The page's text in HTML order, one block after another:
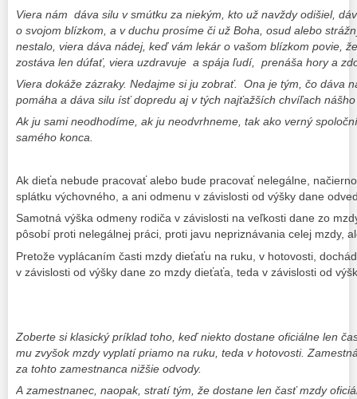
Viera nám dáva silu v smútku za niekým, kto už navždy odišiel,
o svojom blízkom, a v duchu prosíme či už Boha, osud alebo
nestalo, viera dáva nádej, keď vám lekár o vašom blízkom povie,
zostáva len dúfať, viera uzdravuje a spája ľudí, prenáša hory a
Viera dokáže zázraky. Nedajme si ju zobrať.
Ona je tým, čo dáva
pomáha a dáva silu ísť dopredu aj v tých najťažších chvíľach
Ak ju sami neodhodíme, ak ju neodvrhneme, tak ako verný
samého konca.
Ak dieťa nebude pracovať alebo bude pracovať nelegálne,
splátku výchovného, a ani odmenu v závislosti od výšky dane
Samotná výška odmeny rodiča v závislosti na veľkosti dane zo
pôsobí proti nelegálnej práci, proti javu nepriznávania celej mzdy,
Pretože vyplácaním časti mzdy dieťaťu na ruku, v hotovosti,
v závislosti od výšky dane zo mzdy dieťaťa, teda v závislosti od
Zoberte si klasický príklad toho, keď niekto dostane oficiálne len
mu zvyšok mzdy vyplatí priamo na ruku, teda v hotovosti.
za tohto zamestnanca nižšie odvody.
A zamestnanec, naopak, stratí tým, že dostane len časť mzdy